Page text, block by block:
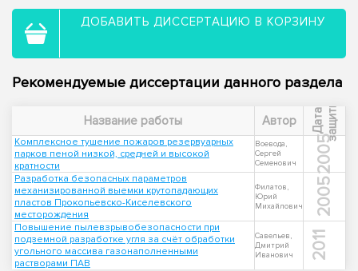
ДОБАВИТЬ ДИССЕРТАЦИЮ В КОРЗИНУ
Рекомендуемые диссертации данного раздела
Название работы Автор Д
а
т
а
з
а
щ
и
т ы
Комплексное тушение пожаров резервуарных
парков пеной низкой, средней и высокой
кратности
Воевода,
Сергей
Семенович
2005
Разработка безопасных параметров
механизированной выемки крутопадающих
пластов Прокопьевско-Киселевского
месторождения
Филатов,
Юрий
Михайлович
2005
Повышение пылевзрывобезопасности при
подземной разработке угля за счёт обработки
угольного массива газонаполненными
растворами ПАВ
Савельев,
Дмитрий
Иванович
2011